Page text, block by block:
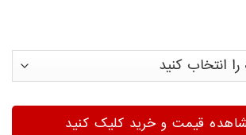
قیمت و خرید کلیک کنید